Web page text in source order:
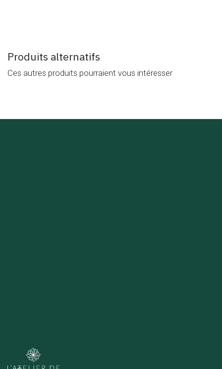
Produits alternatifs
Ces autres produits pourraient vous intéresser